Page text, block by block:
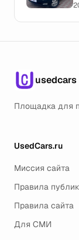
usedcars
Площадка для
UsedCars.ru
Миссия сайта
Правила
Правила сайта
Для СМИ